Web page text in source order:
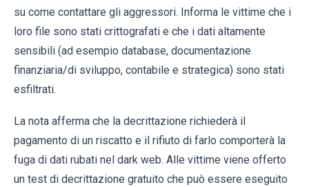
su come contattare gli aggressori. Informa le vittime che i
loro file sono stati crittografati e che i dati altamente
sensibili (ad esempio database, documentazione
finanziaria/di sviluppo, contabile e strategica) sono stati
esfiltrati.
La nota afferma che la decrittazione richiederà il
pagamento di un riscatto e il rifiuto di farlo comporterà la
fuga di dati rubati nel dark web. Alle vittime viene offerto
un test di decrittazione gratuito che può essere eseguito